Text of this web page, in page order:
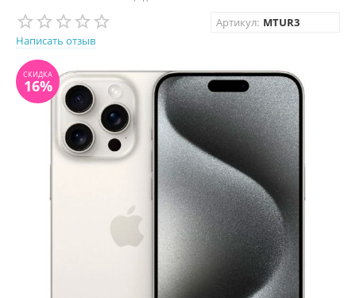
Написать отзыв
Артикул: MTUR3
СКИДКА
16%